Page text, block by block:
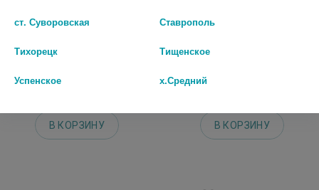
АНАУРАН 25МЛ. КАПЛИ УШНЫЕ
В КОРЗИНУ
ЦИПРОФЛОКСАЦИН 0,3% 5МЛ.
В КОРЗИНУ
ст. Суворовская Ставрополь
Тихорецк Тищенское
Успенское х.Средний